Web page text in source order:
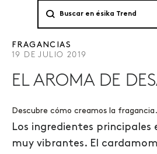
FRAGANCIAS
19 DE JULIO 2019
EL AROMA DE
Descubre cómo creamos la fragancia.
Los ingredientes principales
muy vibrantes. El